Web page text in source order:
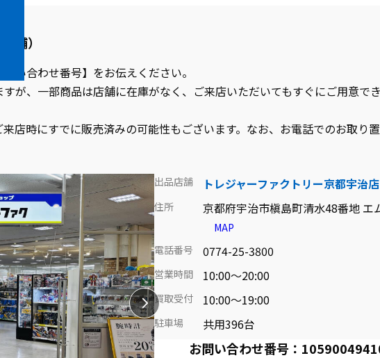
舗）
い合わせ番号】をお伝えください。
が、一部商品は店舗に在庫がなく、ご来店いただいてもすぐにご用意で
店時にすでに販売済みの可能性もございます。なお、お電話でのお取り
出品店舗 トレジャーファクトリー京都宇治店
住所 京都府宇治市槇島町清水48番地 エ
MAP
電話番号
0774-25-3800
営業時間 10:00～20:00
買取受付 10:00～19:00
駐車場 共用396台
お問い合わせ番号：